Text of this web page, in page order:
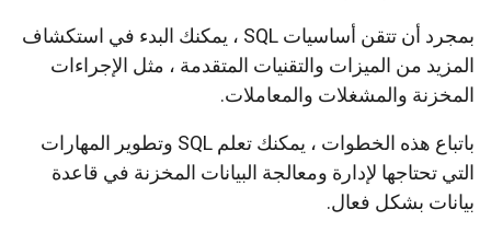
بمجرد أن تتقن أساسيات SQL ، يمكنك البدء في استكشاف
المزيد من الميزات والتقنيات المتقدمة ، مثل الإجراءات
المخزنة والمشغلات والمعاملات.
باتباع هذه الخطوات ، يمكنك تعلم SQL وتطوير المهارات
التي تحتاجها لإدارة ومعالجة البيانات المخزنة في قاعدة
بيانات بشكل فعال.